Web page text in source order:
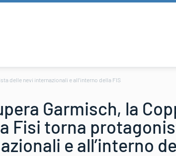
delle nevi internazionali e all’interno della FIS
Garmisch, la
Fisi torna
e all’interno